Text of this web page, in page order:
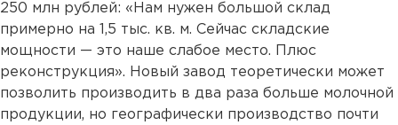
250 млн рублей: «Нам нужен большой склад
примерно на 1,5 тыс. кв. м. Сейчас складские
мощности — это наше слабое место. Плюс
реконструкция». Новый завод теоретически может
позволить производить в два раза больше молочной
продукции, но географически производство почти